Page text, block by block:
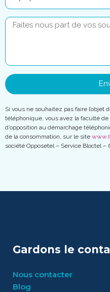
Si vous ne souhaitez pas faire l’objet
téléphonique, vous avez la faculté
d’opposition au démarchage
de la consommation, sur le site
société Opposetel – Service Bloctel –
Gardons le
Nous contacter
Blog